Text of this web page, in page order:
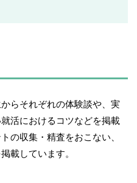
らそれぞれの体験談や、実
活におけるコツなどを掲載
の収集・精査をおこない、
載しています。